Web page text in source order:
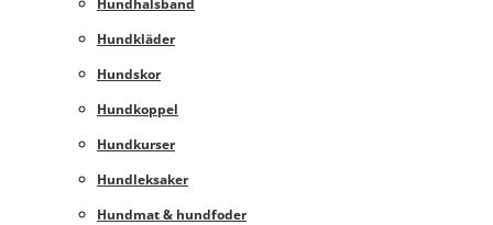
Hundhalsband
Hundkläder
Hundskor
Hundkoppel
Hundkurser
Hundleksaker
Hundmat & hundfoder